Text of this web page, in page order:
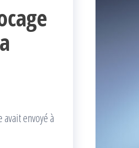
envoyé à